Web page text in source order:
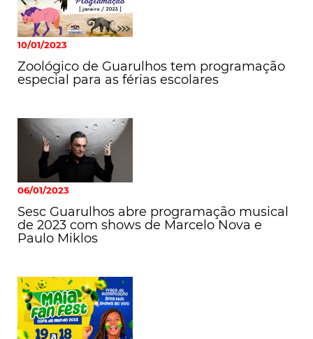
10/01/2023
Zoológico de Guarulhos tem programação
especial para as férias escolares
06/01/2023
Sesc Guarulhos abre programação musical
de 2023 com shows de Marcelo Nova e
Paulo Miklos